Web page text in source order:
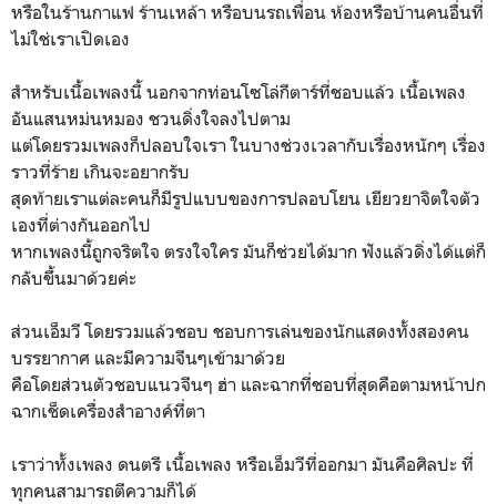
หรือในร้านกาแฟ ร้านเหล้า หรือบนรถเพื่อน ห้องหรือบ้านคนอื่นที่
ไม่ใช่เราเปิดเอง
สำหรับเนื้อเพลงนี้ นอกจากท่อนโซโล่กีตาร์ที่ชอบแล้ว เนื้อเพลง
อันแสนหม่นหมอง ชวนดิ่งใจลงไปตาม
แต่โดยรวมเพลงก็ปลอบใจเรา ในบางช่วงเวลากับเรื่องหนักๆ เรื่อง
ราวที่ร้าย เกินจะอยากรับ
สุดท้ายเราแต่ละคนก็มีรูปแบบของการปลอบโยน เยียวยาจิตใจตัว
เองที่ต่างกันออกไป
หากเพลงนี้ถูกจริตใจ ตรงใจใคร มันก็ช่วยได้มาก ฟังแล้วดิ่งได้แต่ก็
กลับขึ้นมาด้วยค่ะ
ส่วนเอ็มวี โดยรวมแล้วชอบ ชอบการเล่นของนักแสดงทั้งสองคน
บรรยากาศ และมีความจีนๆเข้ามาด้วย
คือโดยส่วนตัวชอบแนวจีนๆ ฮ่า และฉากที่ชอบที่สุดคือตามหน้าปก
ฉากเช็ดเครื่องสำอางค์ที่ตา
เราว่าทั้งเพลง ดนตรี เนื้อเพลง หรือเอ็มวีที่ออกมา มันคือศิลปะ ที่
ทุกคนสามารถตีความก็ได้